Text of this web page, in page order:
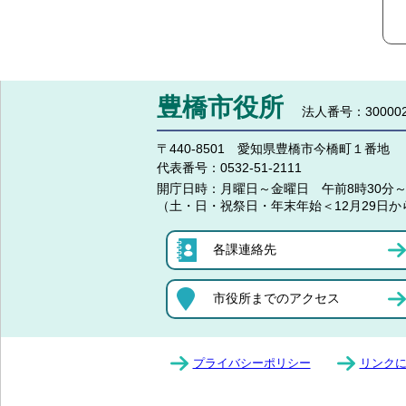
豊橋市役所 法人番号：
〒440-8501 愛知県豊橋市今橋町１番地
代表番号： 0532-51-2111
開庁日時： 月曜日～金曜日 午前8時30分
（土・日・祝祭日・年末年始＜12月29日
各課連絡先
市役所までのアクセス
プライバシーポリシー リンク